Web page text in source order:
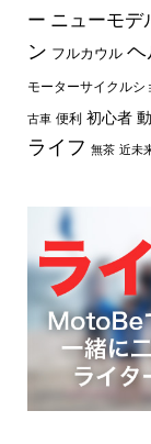
ー ニューモデ
ン フルカウル ヘ
モーターサイクルシ
古車 便利 初心者
ライフ 無茶 近未